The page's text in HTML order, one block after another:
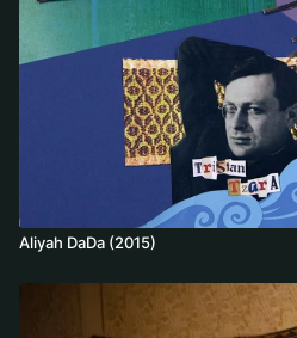
Aliyah DaDa (2015)